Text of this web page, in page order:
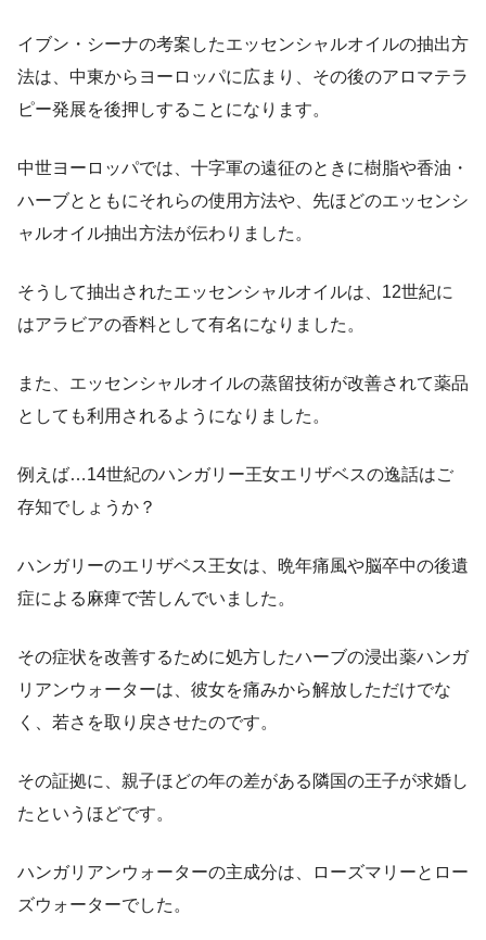
イブン・シーナの考案したエッセンシャルオイルの抽出方
法は、中東からヨーロッパに広まり、その後のアロマテラ
ピー発展を後押しすることになります。
中世ヨーロッパでは、十字軍の遠征のときに樹脂や香油・
ハーブとともにそれらの使用方法や、先ほどのエッセンシ
ャルオイル抽出方法が伝わりました。
そうして抽出されたエッセンシャルオイルは、12世紀に
はアラビアの香料として有名になりました。
また、エッセンシャルオイルの蒸留技術が改善されて薬品
としても利用されるようになりました。
例えば…14世紀のハンガリー王女エリザベスの逸話はご
存知でしょうか？
ハンガリーのエリザベス王女は、晩年痛風や脳卒中の後遺
症による麻痺で苦しんでいました。
その症状を改善するために処方したハーブの浸出薬ハンガ
リアンウォーターは、彼女を痛みから解放しただけでな
く、若さを取り戻させたのです。
その証拠に、親子ほどの年の差がある隣国の王子が求婚し
たというほどです。
ハンガリアンウォーターの主成分は、ローズマリーとロー
ズウォーターでした。